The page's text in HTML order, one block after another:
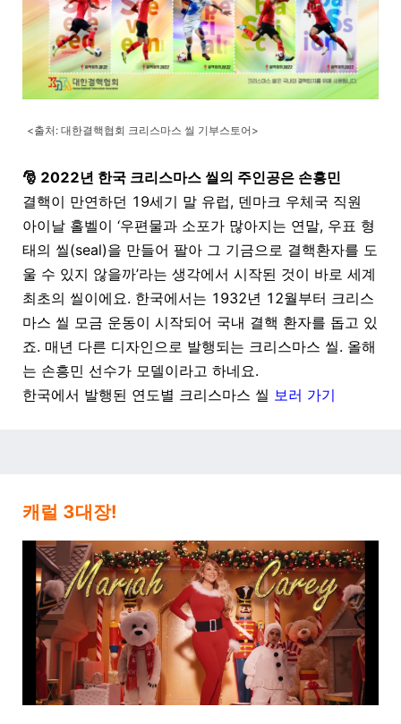
<출처: 대한결핵협회 크리스마스 씰 기부스토어>
🎅 2022년 한국 크리스마스 씰의 주인공은 손흥민
결핵이 만연하던 19세기 말 유럽, 덴마크 우체국 직원
아이날 홀벨이 ‘우편물과 소포가 많아지는 연말, 우표 형
태의 씰(seal)을 만들어 팔아 그 기금으로 결핵환자를 도
울 수 있지 않을까’라는 생각에서 시작된 것이 바로 세계
최초의 씰이에요. 한국에서는 1932년 12월부터 크리스
마스 씰 모금 운동이 시작되어 국내 결핵 환자를 돕고 있
죠. 매년 다른 디자인으로 발행되는 크리스마스 씰. 올해
는 손흥민 선수가 모델이라고 하네요.
한국에서 발행된 연도별 크리스마스 씰 보러 가기
캐럴 3대장!